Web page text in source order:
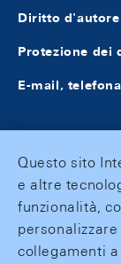
Diritto d'autore
Protezione dei
E-mail,
Questo sito
e altre
funzionalità,
collegamenti